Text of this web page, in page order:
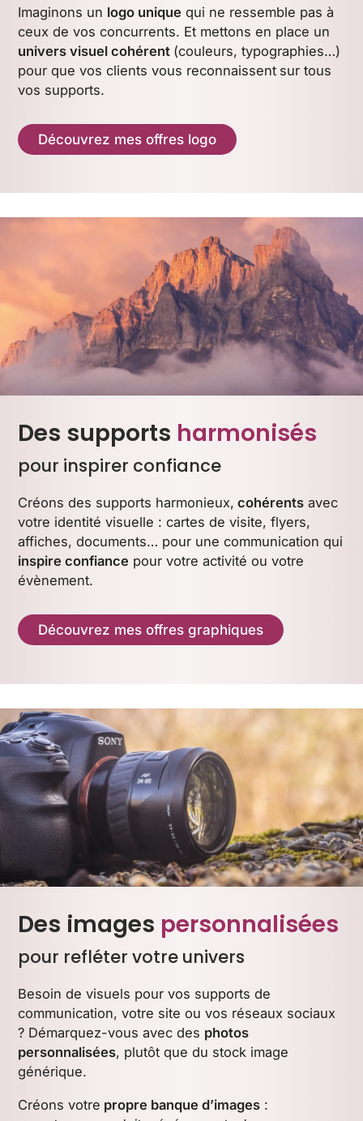
Imaginons un logo unique qui ne ressemble pas à
ceux de vos concurrents. Et mettons en place un
univers visuel cohérent (couleurs, typographies…)
pour que vos clients vous reconnaissent sur tous
vos supports.
Découvrez mes offres logo
Des supports harmonisés
pour inspirer confiance
Créons des supports harmonieux, cohérents avec
votre identité visuelle : cartes de visite, flyers,
affiches, documents… pour une communication qui
inspire confiance pour votre activité ou votre
évènement.
Découvrez mes offres graphiques
Des images personnalisées
pour refléter votre univers
Besoin de visuels pour vos supports de
communication, votre site ou vos réseaux sociaux
? Démarquez-vous avec des photos
personnalisées, plutôt que du stock image
générique.
Créons votre propre banque d’images :